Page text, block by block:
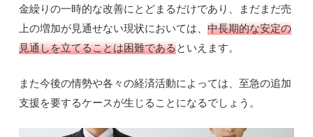
金繰りの一時的な改善にとどまるだけであり、まだまだ売
上の増加が見通せない現状においては、中長期的な安定の
見通しを立てることは困難であるといえます。
また今後の情勢や各々の経済活動によっては、至急の追加
支援を要するケースが生じることになるでしょう。